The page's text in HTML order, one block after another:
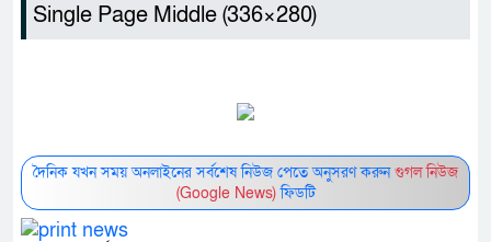
Single Page Middle (336×280)
দৈনিক যখন সময় অনলাইনের সর্বশেষ নিউজ পেতে অনুসরণ করুনগুগল নিউজ
(Google News)ফিডটি